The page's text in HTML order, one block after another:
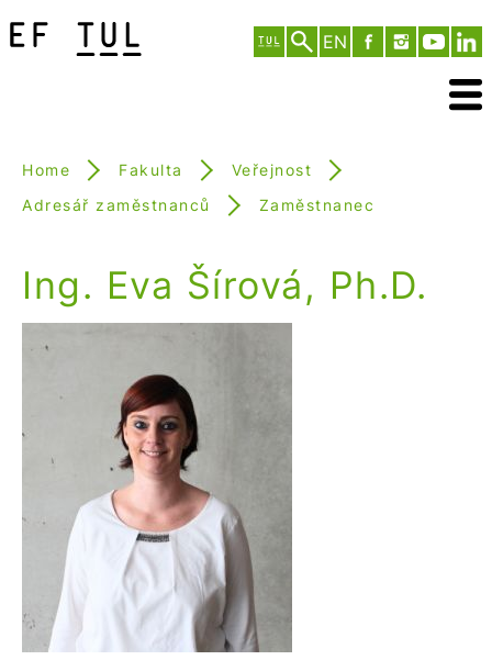
EN
Home Fakulta
Veřejnost
Adresář zaměstnanců
Zaměstnanec
Ing. Eva Šírová, Ph.D.